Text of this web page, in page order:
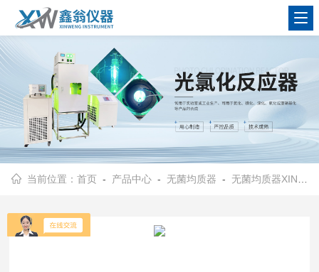
查看更多
当前位置：首页 - 产品中心 - 无菌均质器 - 无菌均质器XINW-08